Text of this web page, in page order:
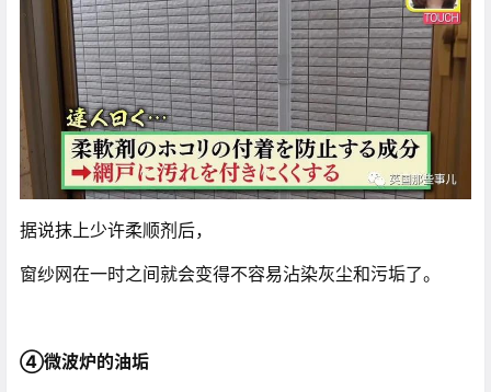
据说抹上少许柔顺剂后，
窗纱网在一时之间就会变得不容易沾染灰尘和污垢了。
④微波炉的油垢